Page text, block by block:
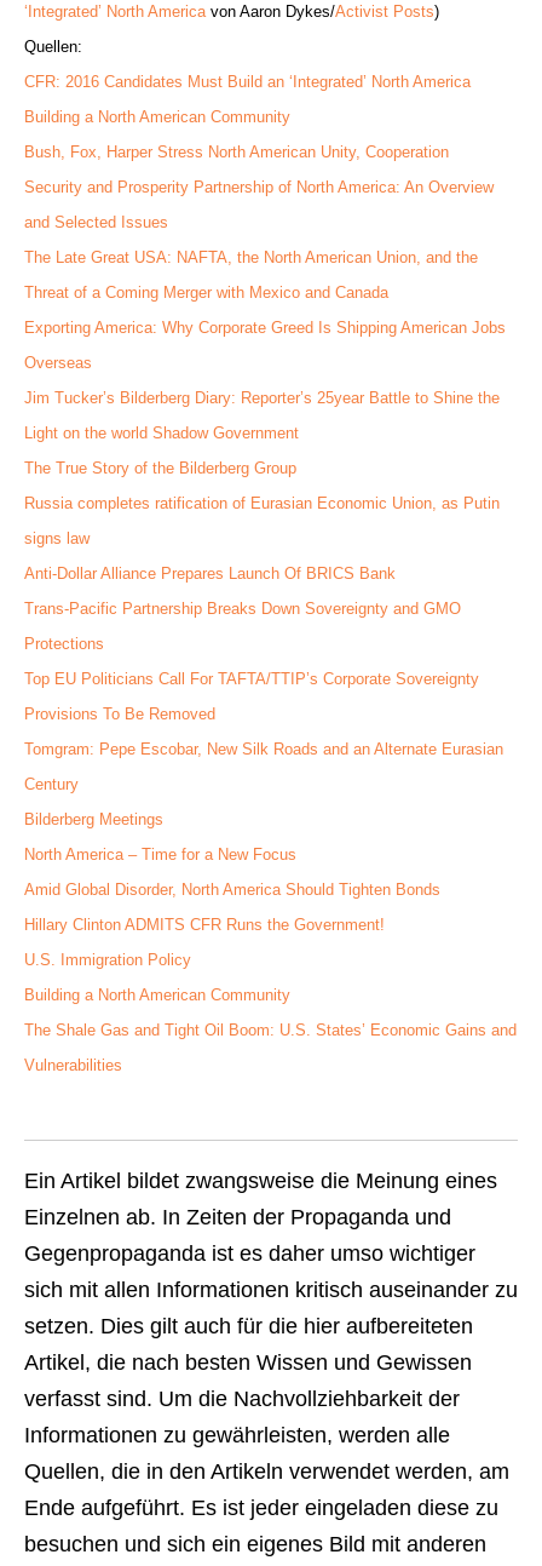
‘Integrated’ North America von Aaron Dykes/Activist Posts)
Quellen:
CFR: 2016 Candidates Must Build an ‘Integrated’ North America
Building a North American Community
Bush, Fox, Harper Stress North American Unity, Cooperation
Security and Prosperity Partnership of North America: An Overview
and Selected Issues
The Late Great USA: NAFTA, the North American Union, and the
Threat of a Coming Merger with Mexico and Canada
Exporting America: Why Corporate Greed Is Shipping American Jobs
Overseas
Jim Tucker’s Bilderberg Diary: Reporter’s 25year Battle to Shine the
Light on the world Shadow Government
The True Story of the Bilderberg Group
Russia completes ratification of Eurasian Economic Union, as Putin
signs law
Anti-Dollar Alliance Prepares Launch Of BRICS Bank
Trans-Pacific Partnership Breaks Down Sovereignty and GMO
Protections
Top EU Politicians Call For TAFTA/TTIP’s Corporate Sovereignty
Provisions To Be Removed
Tomgram: Pepe Escobar, New Silk Roads and an Alternate Eurasian
Century
Bilderberg Meetings
North America – Time for a New Focus
Amid Global Disorder, North America Should Tighten Bonds
Hillary Clinton ADMITS CFR Runs the Government!
U.S. Immigration Policy
Building a North American Community
The Shale Gas and Tight Oil Boom: U.S. States’ Economic Gains and
Vulnerabilities
Ein Artikel bildet zwangsweise die Meinung eines
Einzelnen ab. In Zeiten der Propaganda und
Gegenpropaganda ist es daher umso wichtiger
sich mit allen Informationen kritisch auseinander zu
setzen. Dies gilt auch für die hier aufbereiteten
Artikel, die nach besten Wissen und Gewissen
verfasst sind. Um die Nachvollziehbarkeit der
Informationen zu gewährleisten, werden alle
Quellen, die in den Artikeln verwendet werden, am
Ende aufgeführt. Es ist jeder eingeladen diese zu
besuchen und sich ein eigenes Bild mit anderen